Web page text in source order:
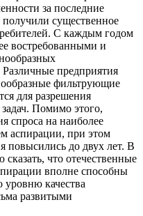
за последние
получили существенное
С каждым годом
востребованными и
предприятия
фильтрующие
для разрешения
Помимо этого,
спроса на наиболее
аспирации, при этом
повысились до двух лет. В
что отечественные
вполне способны
уровню качества
развитыми